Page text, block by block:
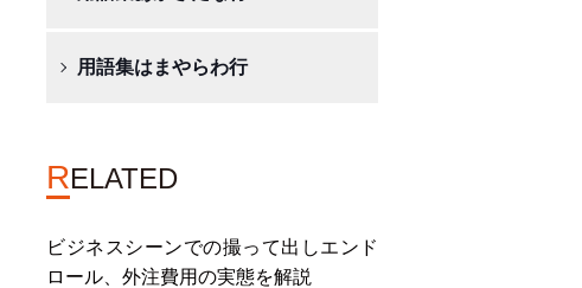
用語集はまやらわ行
RELATED
ビジネスシーンでの撮って出しエンド
ロール、外注費用の実態を解説